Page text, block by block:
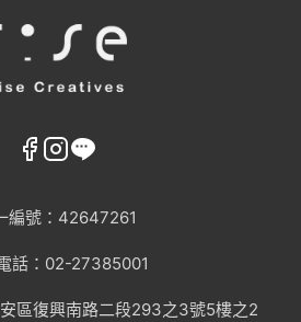
編號：42647261
話：02-27385001
區復興南路二段293之3號5樓之2